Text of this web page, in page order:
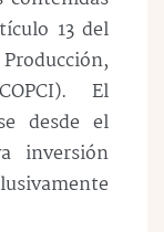
13 del
El
desde el
inversión